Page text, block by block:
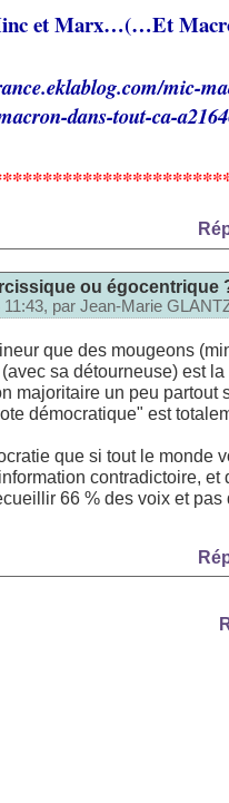
et Marx…(…Et
mic-
dans-tout-ca-
ou égocentrique
par Jean-Marie
que des mougeons
(avec sa détourneuse) est
majoritaire un peu partout
démocratique" est
que si tout le monde
contradictoire, et
66 % des voix et